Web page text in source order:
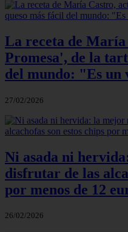
La receta de
Promesa', de la
del mundo: "Es un
27/02/2026
Ni asada ni
disfrutar de las
por menos de 12
26/02/2026